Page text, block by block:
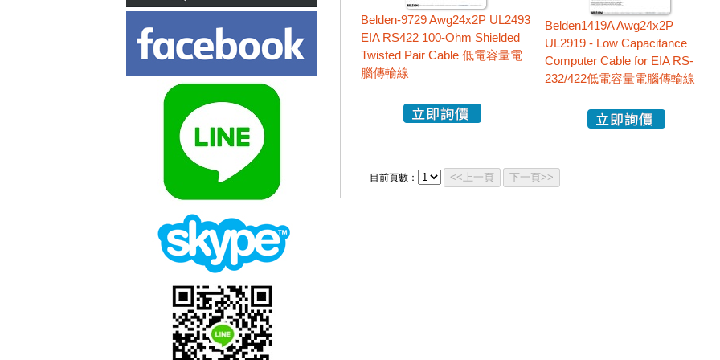
Belden-9729 Awg24x2P UL2493
EIA RS422 100-Ohm Shielded
Twisted Pair Cable 低電容量電
腦傳輸線
Belden1419A Awg24x2P
UL2919 - Low Capacitance
Computer Cable for EIA RS-
232/422低電容量電腦傳輸線
目前頁數： <<上一頁 下一頁>>